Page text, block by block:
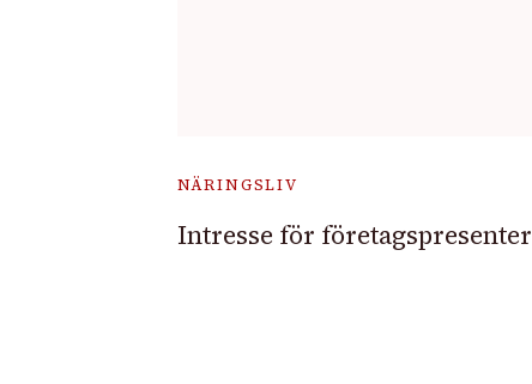
NÄRINGSLIV
Intresse för företagspresenter